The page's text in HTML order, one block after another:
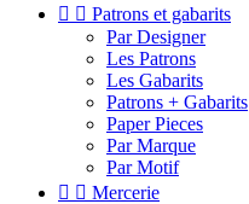
  Patrons et gabarits
Par Designer
Les Patrons
Les Gabarits
Patrons + Gabarits
Paper Pieces
Par Marque
Par Motif
  Mercerie